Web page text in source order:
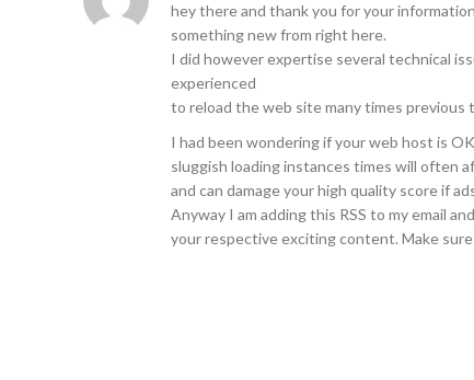
hey there and thank you for your
something new from right here.
I did however expertise several technical
experienced
to reload the web site many times
I had been wondering if your web host is
sluggish loading instances times will often
and can damage your high quality score if
Anyway I am adding this RSS to my email
your respective exciting content. Make